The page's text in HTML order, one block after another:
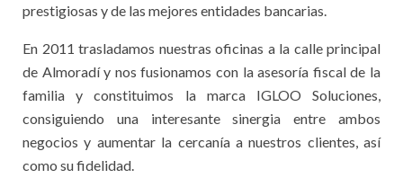
prestigiosas y de las mejores entidades bancarias.
En 2011 trasladamos nuestras oficinas a la calle principal
de Almoradí y nos fusionamos con la asesoría fiscal de la
familia y constituimos la marca IGLOO Soluciones,
consiguiendo una interesante sinergia entre ambos
negocios y aumentar la cercanía a nuestros clientes, así
como su fidelidad.